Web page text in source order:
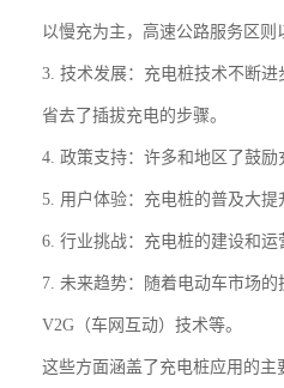
以慢充为主，高速公路服务区则
3. 技术发展：充电桩技术不断
省去了插拔充电的步骤。
4. 政策支持：许多和地区了鼓励
5. 用户体验：充电桩的普及大提
6. 行业挑战：充电桩的建设和
7. 未来趋势：随着电动车市场
V2G（车网互动）技术等。
这些方面涵盖了充电桩应用的主